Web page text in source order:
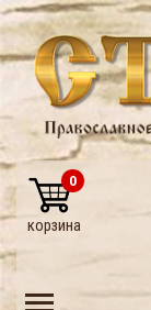
0
корзина
Toggle main